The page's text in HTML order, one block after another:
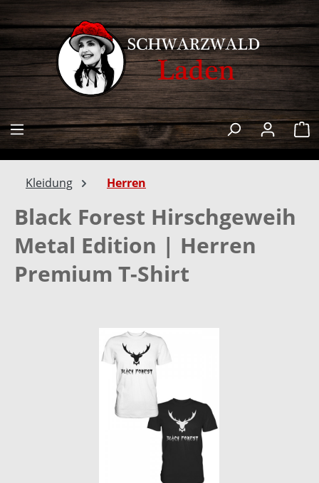
springen
Kleidung Herren
Black Forest Hirschgeweih
Metal Edition | Herren
Premium T-Shirt
Bildergalerie überspringen